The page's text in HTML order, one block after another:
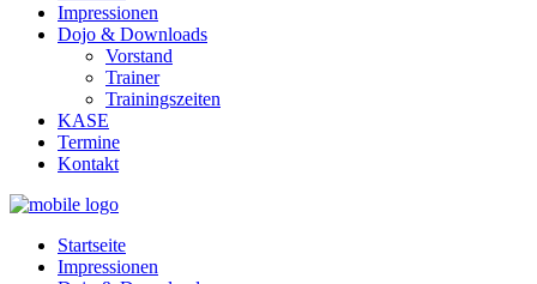
Impressionen
Dojo & Downloads
Vorstand
Trainer
Trainingszeiten
KASE
Termine
Kontakt
Startseite
Impressionen